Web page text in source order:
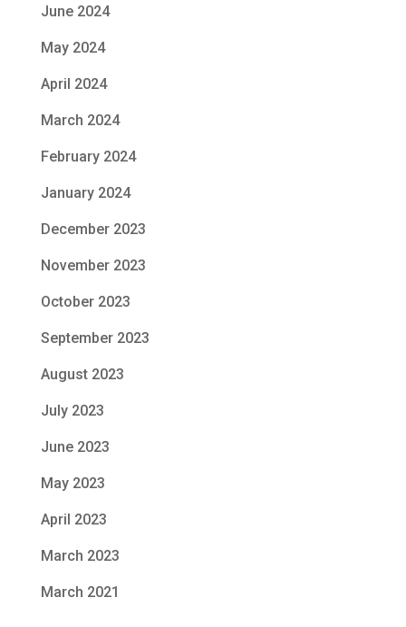
June 2024
May 2024
April 2024
March 2024
February 2024
January 2024
December 2023
November 2023
October 2023
September 2023
August 2023
July 2023
June 2023
May 2023
April 2023
March 2023
March 2021